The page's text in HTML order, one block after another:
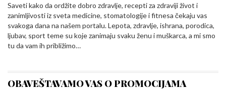
Saveti kako da ordžite dobro zdravlje, recepti za zdraviji život i
zanimljivosti iz sveta medicine, stomatologije i fitnesa čekaju vas
svakoga dana na našem portalu. Lepota, zdravlje, ishrana, porodica,
ljubav, sport teme su koje zanimaju svaku ženu i muškarca, a mi smo
tu da vam ih približimo…
OBAVEŠTAVAMO VAS O PROMOCIJAMA